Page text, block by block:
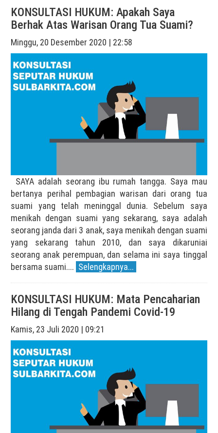
KONSULTASI HUKUM: Apakah Saya
Berhak Atas Warisan Orang Tua Suami?
Minggu, 20 Desember 2020 | 22:58
SAYA adalah seorang ibu rumah tangga. Saya mau
bertanya perihal pembagian warisan dari orang tua
suami yang telah meninggal dunia. Sebelum saya
menikah dengan suami yang sekarang, saya adalah
seorang janda dari 3 anak, saya menikah dengan suami
yang sekarang tahun 2010, dan saya dikaruniai
seorang anak perempuan, dan selama ini saya tinggal
bersama suami.... Selengkapnya...
KONSULTASI HUKUM: Mata Pencaharian
Hilang di Tengah Pandemi Covid-19
Kamis, 23 Juli 2020 | 09:21